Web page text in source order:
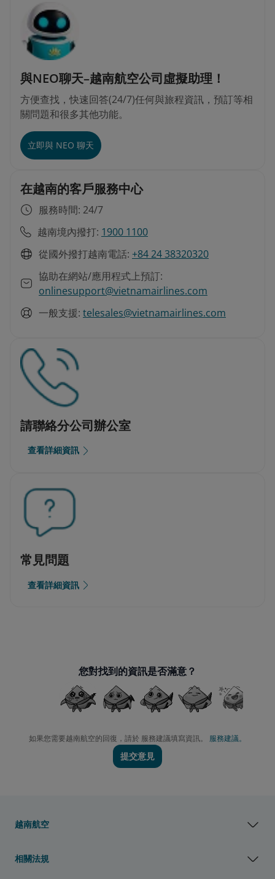
與NEO聊天–越南航空公司虛擬助理！
方便查找，快速回答(24/7)任何與旅程資訊，預訂等相
關問題和很多其他功能。
立即與 NEO 聊天
在越南的客戶服務中心
服務時間: 24/7
越南境內撥打: 1900 1100
從國外撥打越南電話: +84 24 38320320
協助在網站/應用程式上預訂:
onlinesupport@vietnamairlines.com
一般支援: telesales@vietnamairlines.com
請聯絡分公司辦公室
查看詳細資訊
常見問題
查看詳細資訊
您對找到的資訊是否滿意？
如果您需要越南航空的回復，請於 服務建議填寫資訊。 服務建議。
提交意見
越南航空
相關法規